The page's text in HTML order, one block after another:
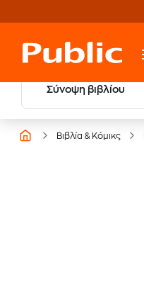
Σύνοψη βιβλίου
Βιβλία & Κόμικς